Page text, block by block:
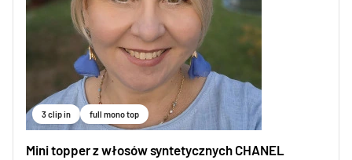
3 clip in full mono top
Mini topper z włosów syntetycznych CHANEL